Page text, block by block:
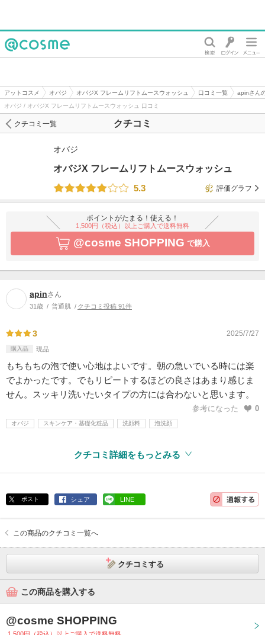
アットコスメ オバジ オバジX フレームリフトムースウォッシュ 口コミ一覧
apinさん
オバジ / オバジX フレームリフトムースウォッシュ 口コミ
クチコミ
クチコミ一覧
オバジ
オバジX フレームリフトムースウォッシュ
5.3
評価グラフ
ポイントがたまる！使える！
1,500円（税込）以上ご購入で送料無料
@cosme SHOPPING で購入
apinさん
31歳 普通肌 クチコミ投稿 91件
3 2025/7/27
購入品 現品
もちもちの泡で使い心地はよいです。朝の急いでいる時には楽
でよかったです。でもリピートするほどの良さはあまり感じま
せん。スッキリ洗いたいタイプの方には合わないと思います。
参考になった 0
オバジ スキンケア・基礎化粧品 洗顔料 泡洗顔
クチコミ詳細をもっとみる
ポスト シェア LINE
この商品のクチコミ一覧へ
クチコミする
この商品を購入する
@cosme SHOPPING